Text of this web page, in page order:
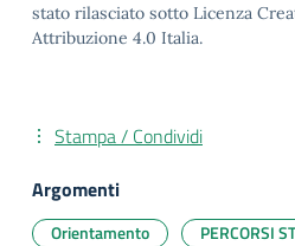
stato rilasciato sotto Licenza
Attribuzione 4.0 Italia.
Stampa / Condividi
Argomenti
Orientamento PERCORSI